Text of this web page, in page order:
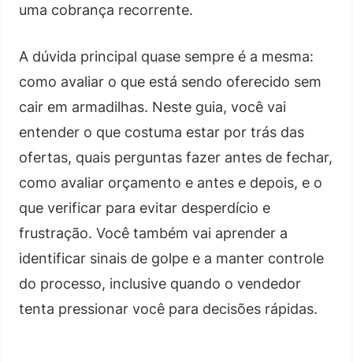
uma cobrança recorrente.
A dúvida principal quase sempre é a mesma:
como avaliar o que está sendo oferecido sem
cair em armadilhas. Neste guia, você vai
entender o que costuma estar por trás das
ofertas, quais perguntas fazer antes de fechar,
como avaliar orçamento e antes e depois, e o
que verificar para evitar desperdício e
frustração. Você também vai aprender a
identificar sinais de golpe e a manter controle
do processo, inclusive quando o vendedor
tenta pressionar você para decisões rápidas.